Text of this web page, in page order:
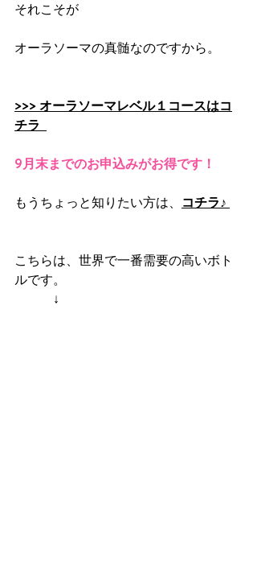
それこそが
オーラソーマの真髄なのですから。
>>> オーラソーマレベル１コースはコ
チラ
9月末までのお申込みがお得です！
もうちょっと知りたい方は、 コチラ♪
こちらは、世界で一番需要の高いボト
ルです。
↓